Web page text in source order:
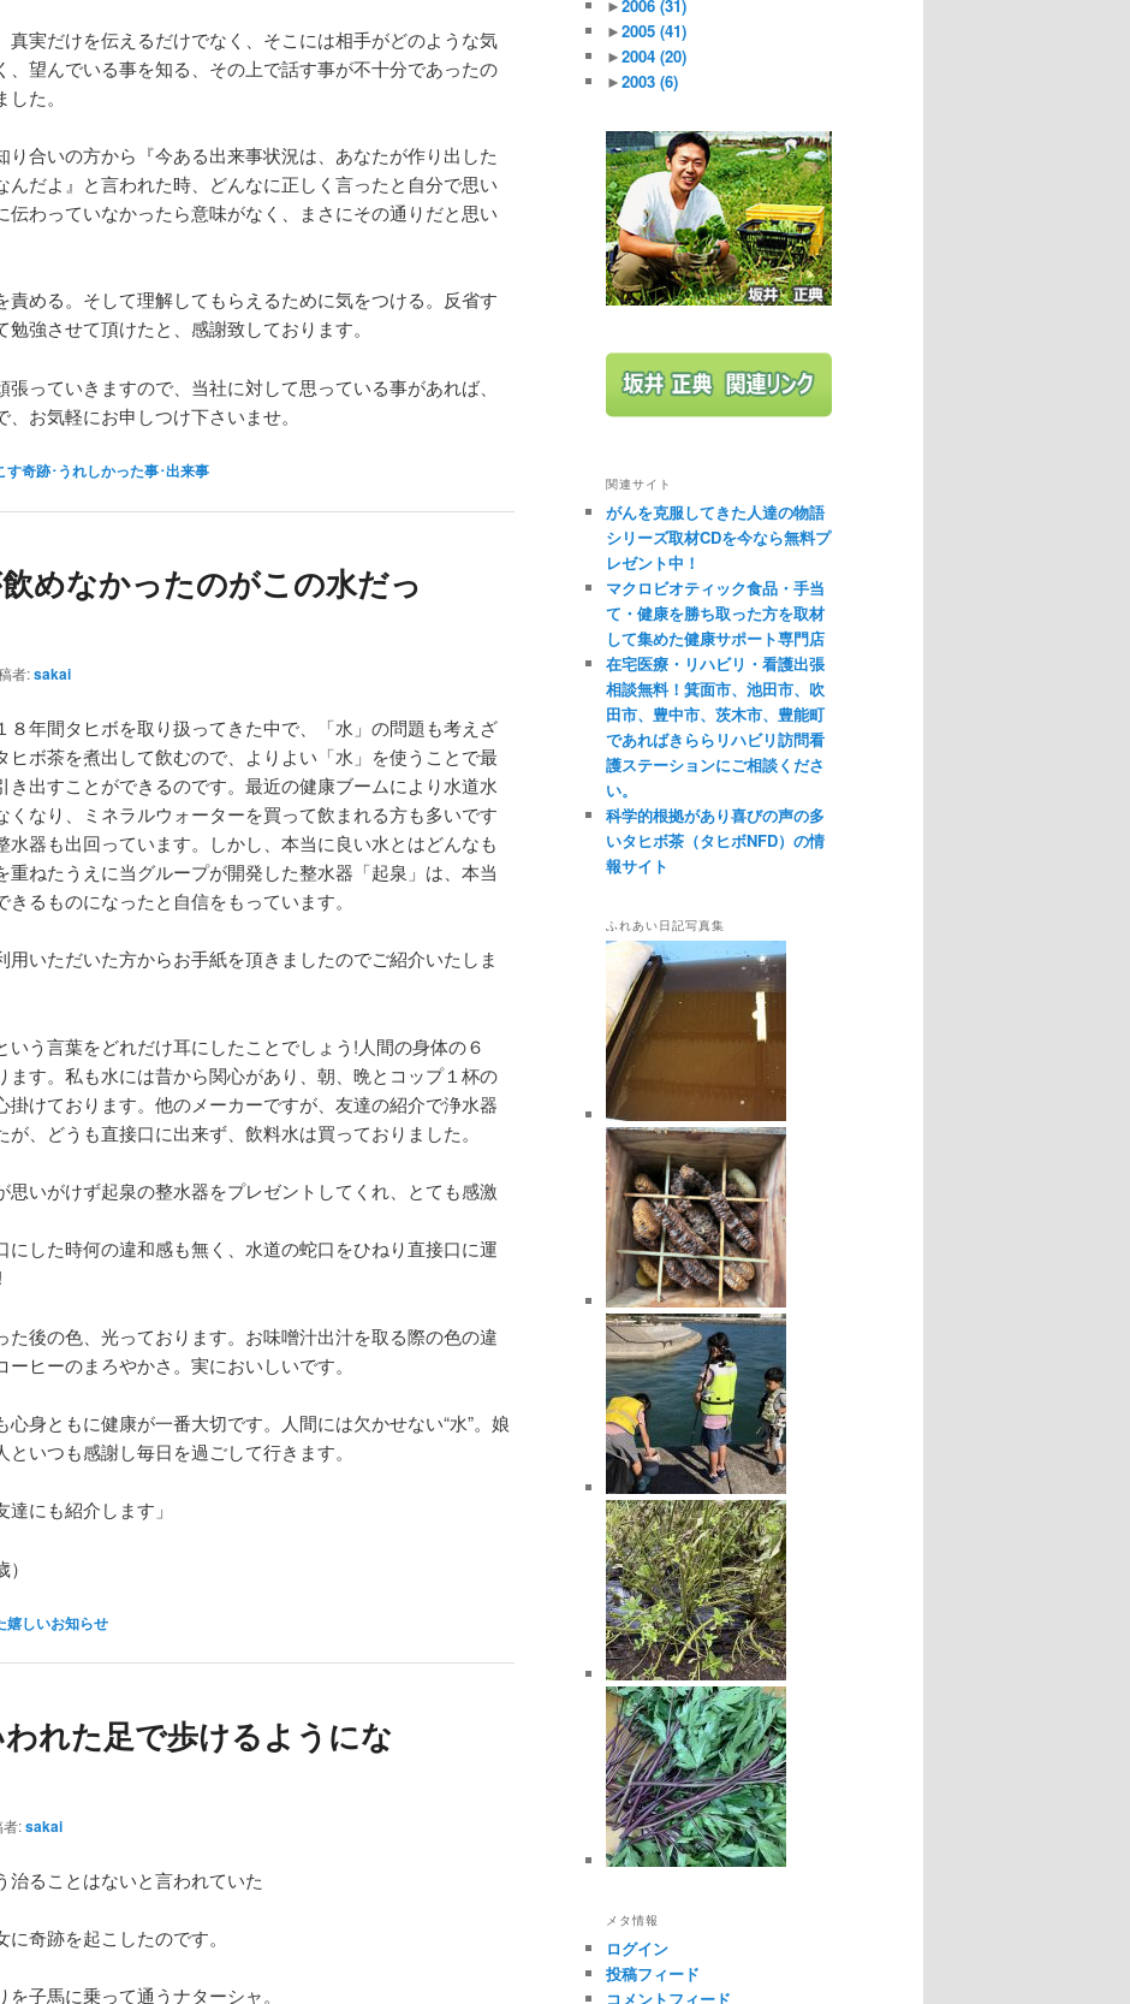
真実だけを伝えるだけでなく、そこには相手がどのような気
、望んでいる事を知る、その上で話す事が不十分であったの
た。
り合いの方から『今ある出来事状況は、あなたが作り出した
んだよ』と言われた時、どんなに正しく言ったと自分で思い
伝わっていなかったら意味がなく、まさにその通りだと思い
責める。そして理解してもらえるために気をつける。反省す
強させて頂けたと、感謝致しております。
張っていきますので、当社に対して思っている事があれば、
お気軽にお申しつけ下さいませ。
す奇跡･うれしかった事･出来事
めなかったのがこの水だっ
者:sakai
８年間タヒボを取り扱ってきた中で、「水」の問題も考えざ
ヒボ茶を煮出して飲むので、よりよい「水」を使うことで最
き出すことができるのです。最近の健康ブームにより水道水
くなり、ミネラルウォーターを買って飲まれる方も多いです
水器も出回っています。しかし、本当に良い水とはどんなも
重ねたうえに当グループが開発した整水器「起泉」は、本当
るものになったと自信をもっています。
いただいた方からお手紙を頂きましたのでご紹介いたしま
いう言葉をどれだけ耳にしたことでしょう!人間の身体の６
ます。私も水には昔から関心があり、朝、晩とコップ１杯の
掛けております。他のメーカーですが、友達の紹介で浄水器
が、どうも直接口に出来ず、飲料水は買っておりました。
思いがけず起泉の整水器をプレゼントしてくれ、とても感激
にした時何の違和感も無く、水道の蛇口をひねり直接口に運
た後の色、光っております。お味噌汁出汁を取る際の色の違
ヒーのまろやかさ。実においしいです。
心身ともに健康が一番大切です。人間には欠かせない“水”。娘
いつも感謝し毎日を過ごして行きます。
にも紹介します」
嬉しいお知らせ
れた足で歩けるようにな
者:sakai
治ることはないと言われていた
奇跡を起こしたのです。
子馬に乗って通うナターシャ。
►2006 (31)
►2005 (41)
►2004 (20)
►2003 (6)
関連サイト
がんを克服してきた人達の物語
シリーズ取材CDを今なら無料プ
レゼント中！
マクロビオティック食品・手当
て・健康を勝ち取った方を取材
して集めた健康サポート専門店
在宅医療・リハビリ・看護出張
相談無料！箕面市、池田市、吹
田市、豊中市、茨木市、豊能町
であればきららリハビリ訪問看
護ステーションにご相談くださ
い。
科学的根拠があり喜びの声の多
いタヒボ茶（タヒボNFD）の情
報サイト
ふれあい日記写真集
メタ情報
ログイン
投稿フィード
コメントフィード